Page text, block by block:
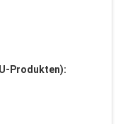
Produkten):